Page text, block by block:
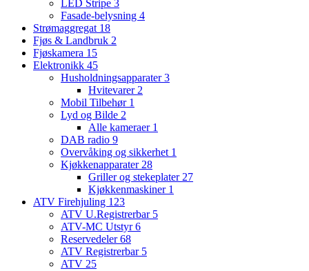
LED Stripe 3
Fasade-belysning 4
Strømaggregat 18
Fjøs & Landbruk 2
Fjøskamera 15
Elektronikk 45
Husholdningsapparater3
Hvitevarer 2
Mobil Tilbehør 1
Lyd og Bilde 2
Alle kameraer 1
DAB radio 9
Overvåking og sikkerhet 1
Kjøkkenapparater 28
Griller og stekeplater 27
Kjøkkenmaskiner 1
ATV Firehjuling 123
ATV U.Registrerbar 5
ATV-MC Utstyr6
Reservedeler68
ATV Registrerbar 5
ATV 25